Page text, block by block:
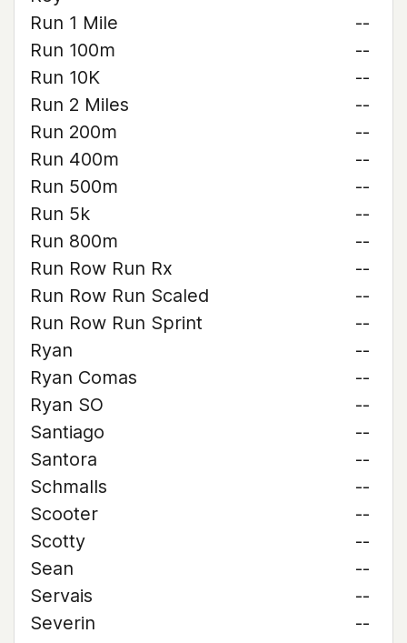
Run 1 Mile
--
Run 100m
--
Run 10K
--
Run 2 Miles
--
Run 200m
--
Run 400m
--
Run 500m
--
Run 5k
--
Run 800m
--
Run Row Run Rx
--
Run Row Run Scaled
--
Run Row Run Sprint
--
Ryan
--
Ryan Comas
--
Ryan SO
--
Santiago
--
Santora
--
Schmalls
--
Scooter
--
Scotty
--
Sean
--
Servais
--
Severin
--